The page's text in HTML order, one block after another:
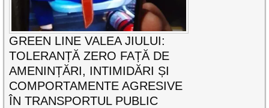
GREEN LINE VALEA JIULUI:
TOLERANȚĂ ZERO FAȚĂ DE
AMENINȚĂRI, INTIMIDĂRI ȘI
COMPORTAMENTE AGRESIVE
ÎN TRANSPORTUL PUBLIC